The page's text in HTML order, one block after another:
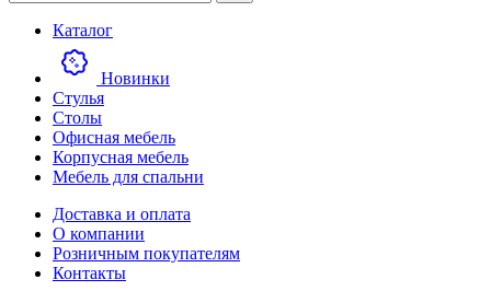
Каталог
Новинки
Стулья
Столы
Офисная мебель
Корпусная мебель
Мебель для спальни
Доставка и оплата
О компании
Розничным покупателям
Контакты